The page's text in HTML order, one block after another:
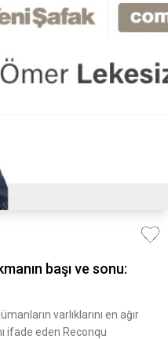
başı ve sonu:
varlıklarını en ağır
ifade eden Reconqu